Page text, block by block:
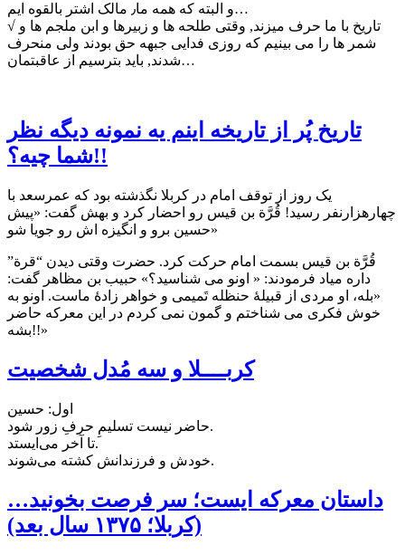
و البته که همه ما٫ مالک اشتر بالقوه ایم…
√ تاریخ با ما حرف میزند, وقتی طلحه ها و زبیرها و ابن ملجم ها و
شمر ها را می بینیم که روزی فدایی جبهه حق بودند ولی منحرف
شدند, باید بترسیم از عاقبتمان…
تاریخ پُر از تاریخه اینم یه نمونه دیگه نظر
شما چیه؟!!
یک روز از توقف امام در کربلا نگذشته بود که عمرسعد با
چهارهزارنفر رسید! قُرَّة بن قیس رو احضار کرد و بهش گفت: «پیش
حسین برو و انگیزه اش رو جویا شو»
قُرَّة بن قیس بسمت امام حرکت کرد. حضرت وقتی دیدن “قرة”
داره میاد فرمودند: « اونو می شناسید؟» حبیب بن مظاهر گفت:
«بله، او مردی از قبیلهٔ حنظله تَمیمی و خواهر زادهٔ ماست. اونو به
خوش فکری می شناختم و گمون نمی کردم در این معرکه حاضر
بشه!!»
کربــــلا و سه‌ مُدل شخصیت
اول: حسین
حاضر نیست تسلیمِ حرفِ زور شود.
تا آخر می‌‌ایستد.
خودش و فرزندانش کشته می‌شوند.
ﺩﺍﺳﺘﺎﻥ ﻣﻌﺮﮐﻪ ﺍﯾﺴﺖ؛ ﺳﺮ ﻓﺮﺻﺖ ﺑﺨﻮﻧﯿﺪ…
(کربلا؛ ۱۳۷۵ سال بعد)